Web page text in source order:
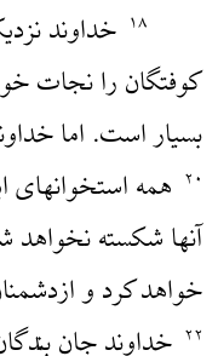
۱۸ خداوند
کوفتگان را نجات
بسیار است. اما
۲۰ همه استخوانهای
آنها شکسته نخواهد
خواهد کرد و
۲۲